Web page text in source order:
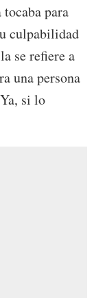
para
culpabilidad
se refiere a
una persona
si lo